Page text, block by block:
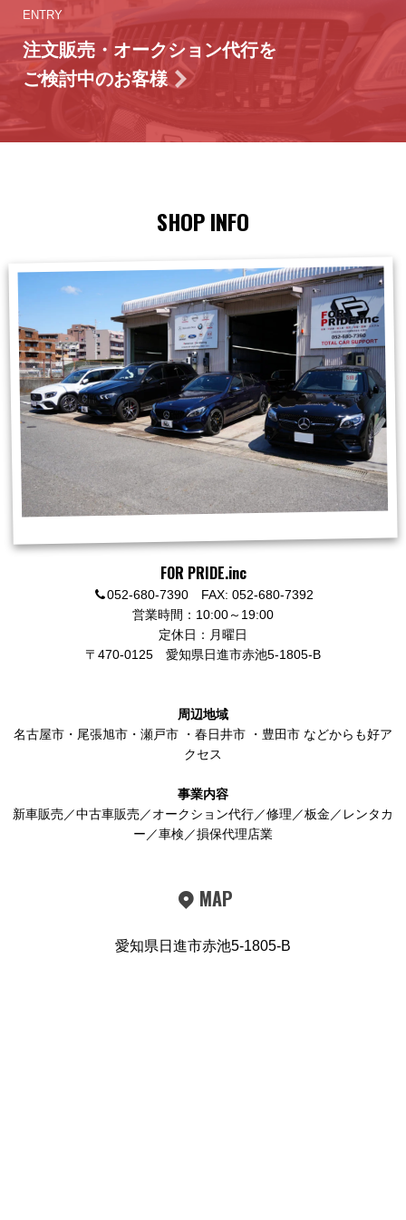
ENTRY
注文販売・オークション代行を
ご検討中のお客様
SHOP INFO
FOR PRIDE.inc
052-680-7390 FAX: 052-680-7392
営業時間：10:00～19:00
定休日：月曜日
〒470-0125 愛知県日進市赤池5-1805-B
周辺地域
名古屋市 ・ 尾張旭市 ・ 瀬戸市 ・ 春日井市 ・ 豊田市 などからも好ア
クセス
事業内容
新車販売／中古車販売／オークション代行／修理／板金／レンタカ
ー／車検／損保代理店業
MAP
愛知県日進市赤池5-1805-B